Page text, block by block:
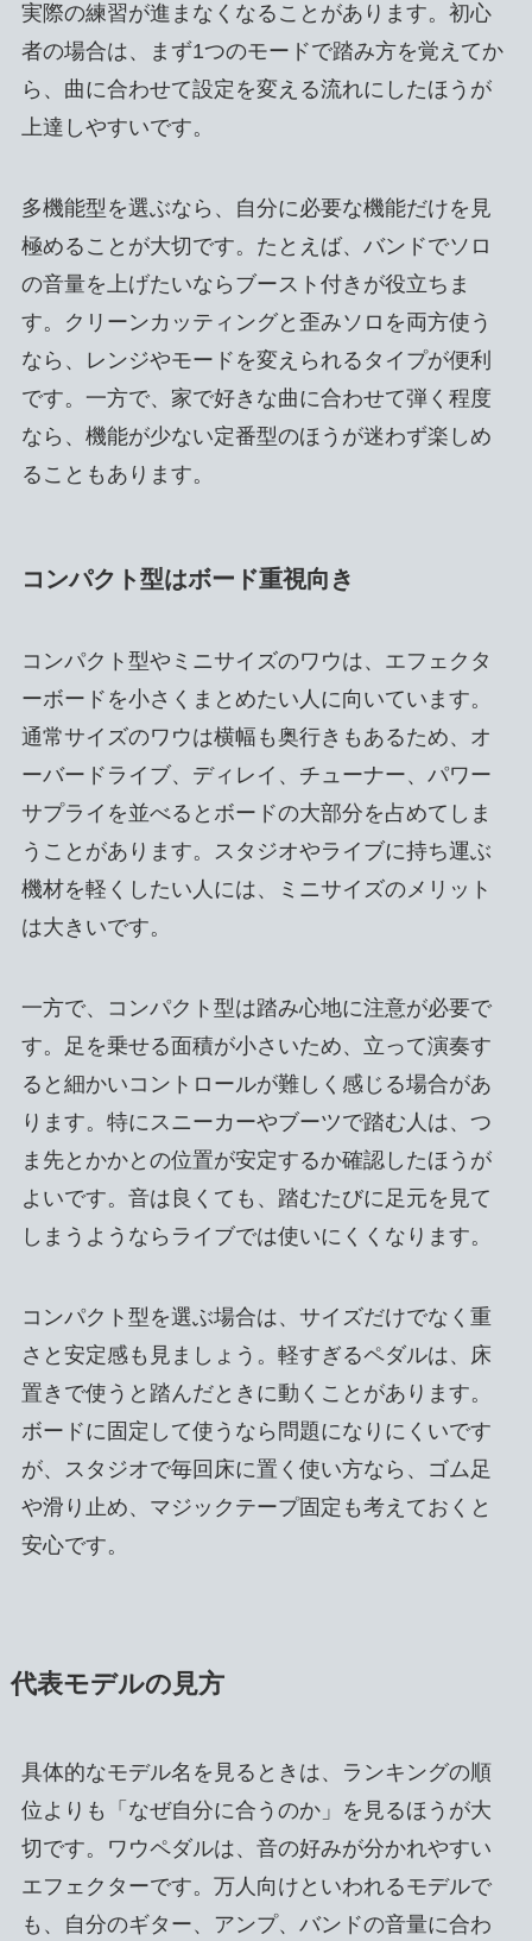
実際の練習が進まなくなることがあります。初心
者の場合は、まず1つのモードで踏み方を覚えてか
ら、曲に合わせて設定を変える流れにしたほうが
上達しやすいです。
多機能型を選ぶなら、自分に必要な機能だけを見
極めることが大切です。たとえば、バンドでソロ
の音量を上げたいならブースト付きが役立ちま
す。クリーンカッティングと歪みソロを両方使う
なら、レンジやモードを変えられるタイプが便利
です。一方で、家で好きな曲に合わせて弾く程度
なら、機能が少ない定番型のほうが迷わず楽しめ
ることもあります。
コンパクト型はボード重視向き
コンパクト型やミニサイズのワウは、エフェクタ
ーボードを小さくまとめたい人に向いています。
通常サイズのワウは横幅も奥行きもあるため、オ
ーバードライブ、ディレイ、チューナー、パワー
サプライを並べるとボードの大部分を占めてしま
うことがあります。スタジオやライブに持ち運ぶ
機材を軽くしたい人には、ミニサイズのメリット
は大きいです。
一方で、コンパクト型は踏み心地に注意が必要で
す。足を乗せる面積が小さいため、立って演奏す
ると細かいコントロールが難しく感じる場合があ
ります。特にスニーカーやブーツで踏む人は、つ
ま先とかかとの位置が安定するか確認したほうが
よいです。音は良くても、踏むたびに足元を見て
しまうようならライブでは使いにくくなります。
コンパクト型を選ぶ場合は、サイズだけでなく重
さと安定感も見ましょう。軽すぎるペダルは、床
置きで使うと踏んだときに動くことがあります。
ボードに固定して使うなら問題になりにくいです
が、スタジオで毎回床に置く使い方なら、ゴム足
や滑り止め、マジックテープ固定も考えておくと
安心です。
代表モデルの見方
具体的なモデル名を見るときは、ランキングの順
位よりも「なぜ自分に合うのか」を見るほうが大
切です。ワウペダルは、音の好みが分かれやすい
エフェクターです。万人向けといわれるモデルで
も、自分のギター、アンプ、バンドの音量に合わ